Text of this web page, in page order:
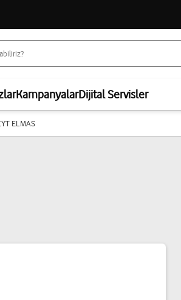
KampanyalarDijital Servisler
ELMAS